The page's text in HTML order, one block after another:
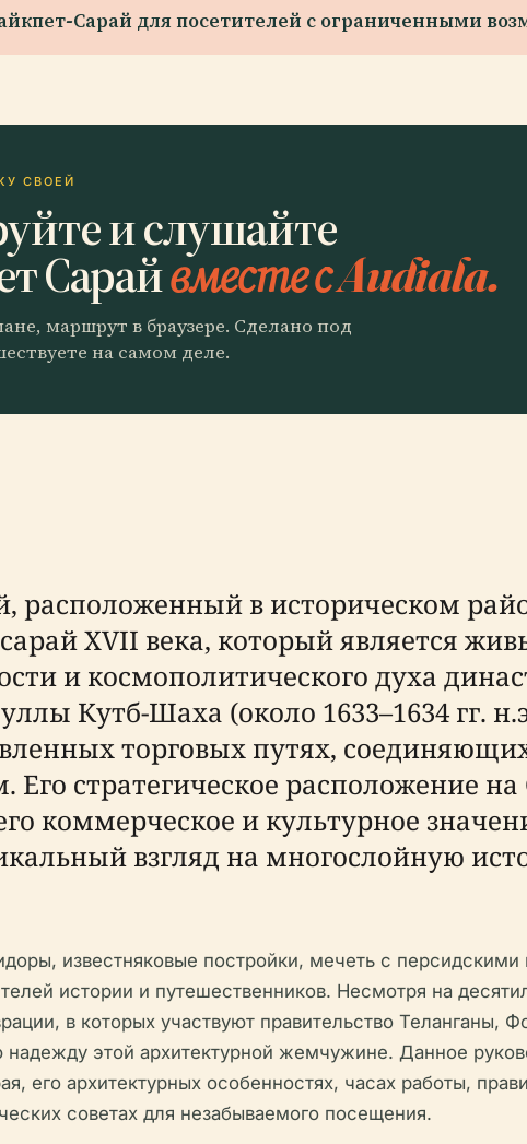
Сарай для посетителей с ограниченными
СВОЕЙ
и слушайте
Сарайвместе с Audiala.
маршрут в браузере. Сделано под
на самом деле.
расположенный в историческом
XVII века, который является
и космополитического духа
Кутб-Шаха (около 1633–1634 гг.
торговых путях,
стратегическое расположение
коммерческое и культурное
взгляд на многослойную
известняковые постройки, мечеть с
истории и путешественников. Несмотря на
в которых участвуют правительство Теланганы,
надежду этой архитектурной жемчужине. Данное
его архитектурных особенностях, часах работы,
советах для незабываемого посещения.